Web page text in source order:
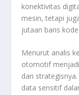
konektivitas
mesin, tetapi
jutaan baris
Menurut analis
otomotif
dan
data sensitif